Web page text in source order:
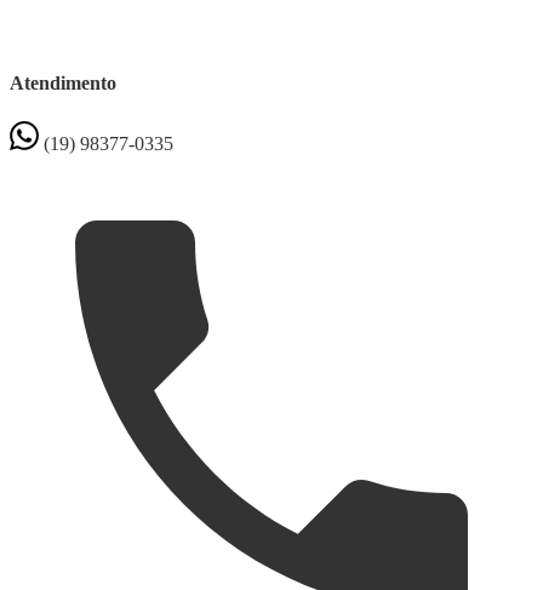
Atendimento
(19) 98377-0335